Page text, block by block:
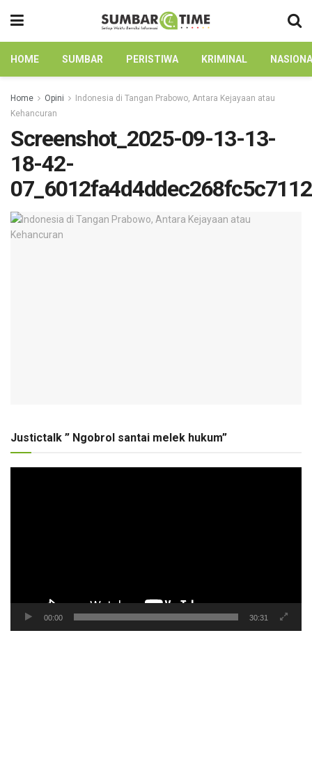
HOME SUMBAR PERISTIWA KRIMINAL
Home Opini
Indonesia di Tangan Prabowo, Antara Kejayaan atau
Kehancuran
Screenshot_2025-09-13-13-
18-42-
Justictalk ” Ngobrol santai melek hukum”
00:00 30:31